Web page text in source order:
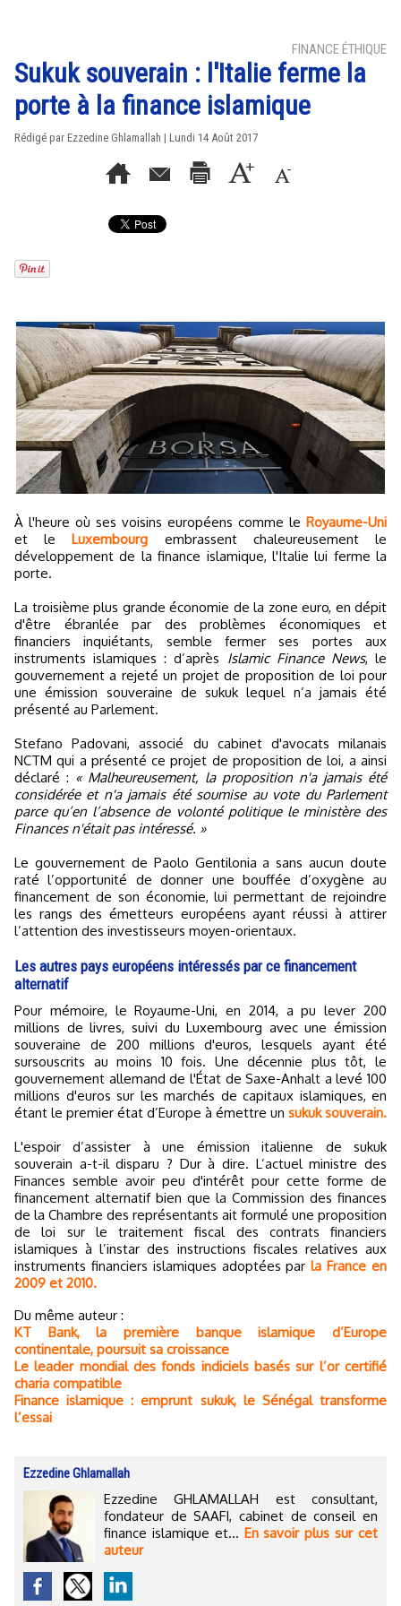
FINANCE ÉTHIQUE
Sukuk souverain : l'Italie ferme la
porte à la finance islamique
Rédigé par Ezzedine Ghlamallah | Lundi 14 Août 2017
À l'heure où ses voisins européens comme le Royaume-Uni
et leLuxembourg embrassent chaleureusement le
développement de la finance islamique, l'Italie lui ferme la
porte.
La troisième plus grande économie de la zone euro, en dépit
d'être ébranlée par des problèmes économiques et
financiers inquiétants, semble fermer ses portes aux
instruments islamiques : d’après Islamic Finance News, le
gouvernement a rejeté un projet de proposition de loi pour
une émission souveraine de sukuk lequel n’a jamais été
présenté au Parlement.
Stefano Padovani, associé du cabinet d'avocats milanais
NCTM qui a présenté ce projet de proposition de loi, a ainsi
déclaré : « Malheureusement, la proposition n'a jamais été
considérée et n'a jamais été soumise au vote du Parlement
parce qu’en l’absence de volonté politique le ministère des
Finances n'était pas intéressé. »
Le gouvernement de Paolo Gentilonia a sans aucun doute
raté l’opportunité de donner une bouffée d’oxygène au
financement de son économie, lui permettant de rejoindre
les rangs des émetteurs européens ayant réussi à attirer
l’attention des investisseurs moyen-orientaux.
Les autres pays européens intéressés par ce financement
alternatif
Pour mémoire, le Royaume-Uni, en 2014, a pu lever 200
millions de livres, suivi du Luxembourg avec une émission
souveraine de 200 millions d'euros, lesquels ayant été
sursouscrits au moins 10 fois. Une décennie plus tôt, le
gouvernement allemand de l'État de Saxe-Anhalt a levé 100
millions d'euros sur les marchés de capitaux islamiques, en
étant le premier état d’Europe à émettre un sukuk souverain.
L'espoir d’assister à une émission italienne de sukuk
souverain a-t-il disparu ? Dur à dire. L’actuel ministre des
Finances semble avoir peu d'intérêt pour cette forme de
financement alternatif bien que la Commission des finances
de la Chambre des représentants ait formulé une proposition
de loi sur le traitement fiscal des contrats financiers
islamiques à l’instar des instructions fiscales relatives aux
instruments financiers islamiques adoptées parla France en
2009 et 2010.
Du même auteur :
KT Bank, la première banque islamique d’Europe
continentale, poursuit sa croissance
Le leader mondial des fonds indiciels basés sur l’or certifié
charia compatible
Finance islamique : emprunt sukuk, le Sénégal transforme
l’essai
Ezzedine Ghlamallah
Ezzedine GHLAMALLAH est consultant,
fondateur de SAAFI, cabinet de conseil en
finance islamique et... En savoir plus sur cet
auteur